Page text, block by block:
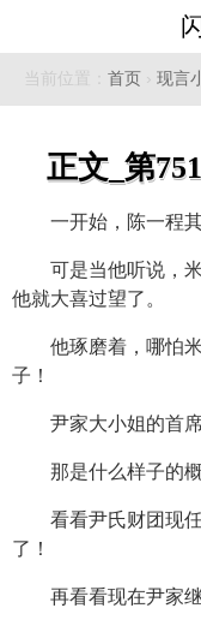
当前位置： 首页 › 现言
正文_第
一开始，陈一程
可是当他听说，
他就大喜过望了。
他琢磨着，哪怕
子！
尹家大小姐的首
那是什么样子的概
看看尹氏财团现
了！
再看看现在尹家